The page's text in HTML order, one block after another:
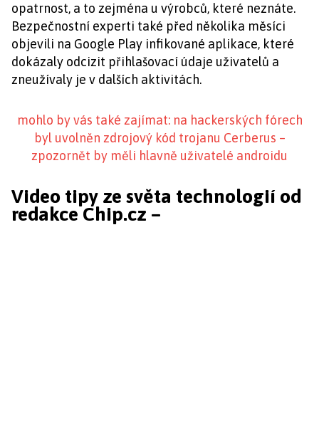
opatrnost, a to zejména u výrobců, které neznáte.
Bezpečnostní experti také před několika měsíci
objevili na Google Play infikované aplikace, které
dokázaly odcizit přihlašovací údaje uživatelů a
zneužívaly je v dalších aktivitách.
mohlo by vás také zajímat: na hackerských fórech
byl uvolněn zdrojový kód trojanu Cerberus –
zpozornět by měli hlavně uživatelé androidu
Video tipy ze světa technologií od
redakce Chip.cz –